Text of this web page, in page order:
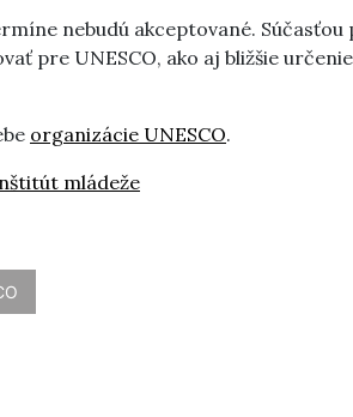
nebudú akceptované. Súčasťou
pre UNESCO, ako aj bližšie
organizácie UNESCO.
mládeže